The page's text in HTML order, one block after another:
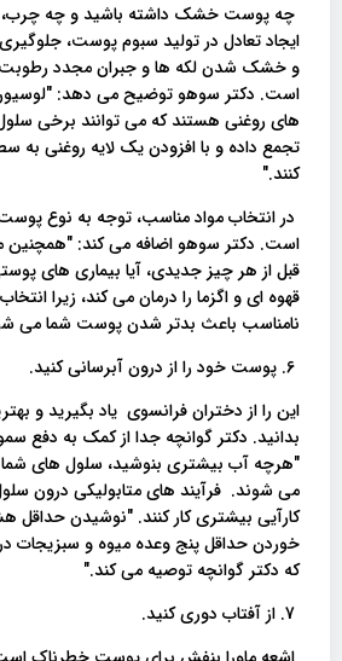
چه پوست خشک داشته باشید و چه چرب،
ایجاد تعادل در تولید سبوم پوست،
و خشک شدن لکه ها و جبران مجدد
است. دکتر سوهو توضیح می دهد: "لوسیون
های روغنی هستند که می توانند برخی
تجمع داده و با افزودن یک لایه روغنی به
کنند."
در انتخاب مواد مناسب، توجه به نوع
است. دکتر سوهو اضافه می کند: "همچنین
قبل از هر چیز جدیدی، آیا بیماری های
قهوه ای و اگزما را درمان می کند، زیرا
نامناسب باعث بدتر شدن پوست شما می
این را از دختران فرانسوی یاد بگیرید و
بدانید. دکتر گوانچه جدا از کمک به دفع
"هرچه آب بیشتری بنوشید، سلول های شما
می شوند. فرآیند های متابولیکی درون
کارآیی بیشتری کار کنند. "نوشیدن حداقل
خوردن حداقل پنج وعده میوه و سبزیجات
که دکتر گوانچه توصیه می کند."